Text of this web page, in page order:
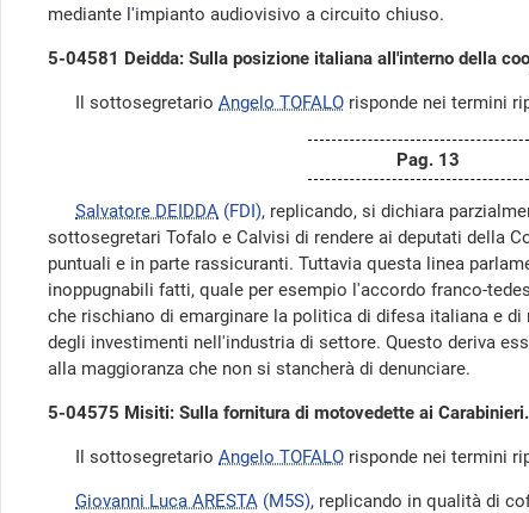
mediante l'impianto audiovisivo a circuito chiuso.
5-04581 Deidda: Sulla posizione italiana all'interno della
Il sottosegretario Angelo TOFALO risponde nei termini
Pag. 13
Salvatore DEIDDA (FDI), replicando, si dichiara
sottosegretari Tofalo e Calvisi di rendere ai deputati della
puntuali e in parte rassicuranti. Tuttavia questa linea
inoppugnabili fatti, quale per esempio l'accordo franco-
che rischiano di emarginare la politica di difesa italiana e di
degli investimenti nell'industria di settore. Questo deriva
alla maggioranza che non si stancherà di denunciare.
5-04575 Misiti: Sulla fornitura di motovedette ai Carabinieri.
Il sottosegretario Angelo TOFALO risponde nei termini
Giovanni Luca ARESTA (M5S), replicando in qualità di